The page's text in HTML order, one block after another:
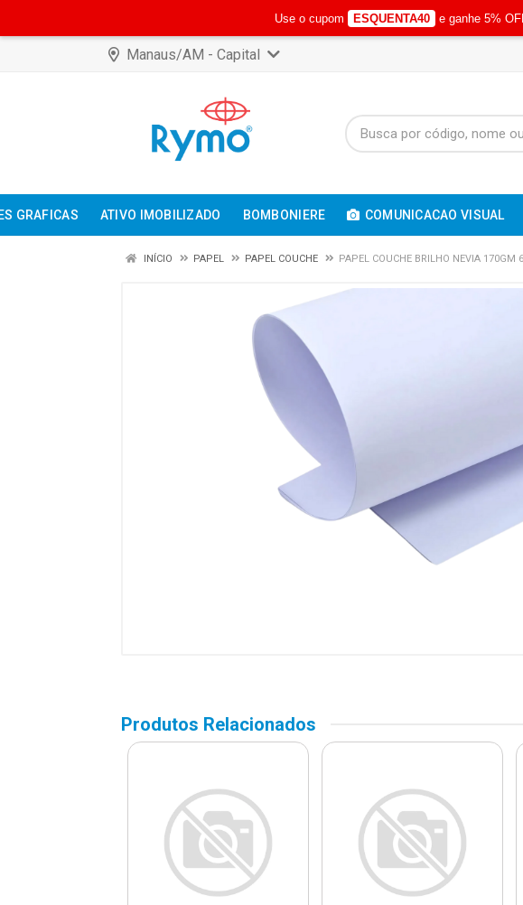
Manaus/AM - Capital
GRAFICAS ATIVO IMOBILIZADO BOMBONIERE COMUNICACAO VISUAL
INÍCIO PAPEL PAPEL COUCHE PAPEL COUCHE BRILHO NEVIA 170GM
Produtos Relacionados
Use o cupom ESQUENTA40 e ganhe 5%